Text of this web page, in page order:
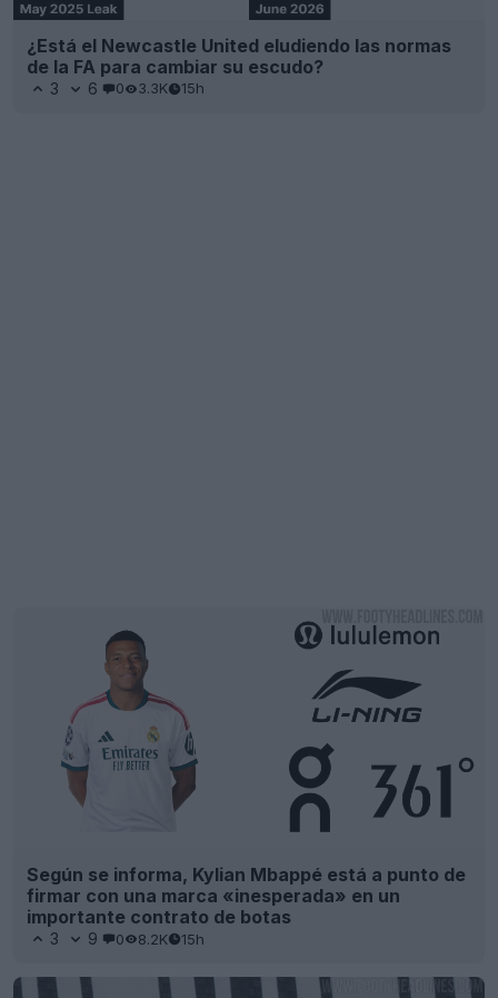
¿Está el Newcastle United eludiendo las normas
de la FA para cambiar su escudo?
3 6 0 3.3K 15h
Según se informa, Kylian Mbappé está a punto de
firmar con una marca «inesperada» en un
importante contrato de botas
3 9 0 8.2K 15h